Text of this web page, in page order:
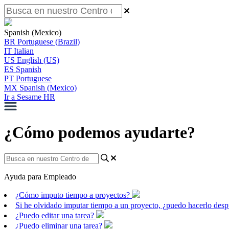
Spanish (Mexico)
BR Portuguese (Brazil)
IT Italian
US English (US)
ES Spanish
PT Portuguese
MX Spanish (Mexico)
Ir a Sesame HR
¿Cómo podemos ayudarte?
Ayuda para Empleado
¿Cómo imputo tiempo a proyectos?
Si he olvidado imputar tiempo a un proyecto, ¿puedo hacerlo
¿Puedo editar una tarea?
¿Puedo eliminar una tarea?